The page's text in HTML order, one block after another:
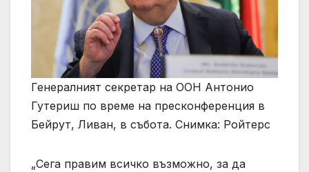
Генералният секретар на ООН Антонио
Гутериш по време на пресконференция в
Бейрут, Ливан, в събота. Снимка: Ройтерс
„Сега правим всичко възможно, за да